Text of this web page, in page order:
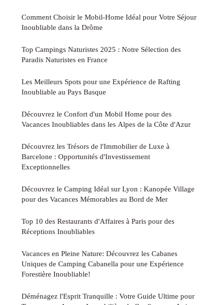
Comment Choisir le Mobil-Home Idéal pour Votre Séjour
Inoubliable dans la Drôme
Top Campings Naturistes 2025 : Notre Sélection des
Paradis Naturistes en France
Les Meilleurs Spots pour une Expérience de Rafting
Inoubliable au Pays Basque
Découvrez le Confort d'un Mobil Home pour des
Vacances Inoubliables dans les Alpes de la Côte d'Azur
Découvrez les Trésors de l'Immobilier de Luxe à
Barcelone : Opportunités d'Investissement
Exceptionnelles
Découvrez le Camping Idéal sur Lyon : Kanopée Village
pour des Vacances Mémorables au Bord de Mer
Top 10 des Restaurants d'Affaires à Paris pour des
Réceptions Inoubliables
Vacances en Pleine Nature: Découvrez les Cabanes
Uniques de Camping Cabanella pour une Expérience
Forestière Inoubliable!
Déménagez l'Esprit Tranquille : Votre Guide Ultime pour